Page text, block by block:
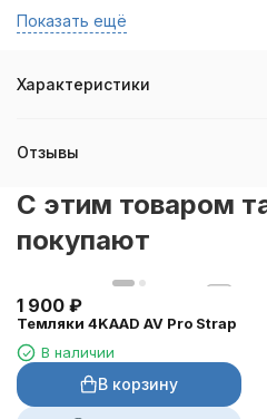
предназначена для поглощения
поэтому она чувствует себя так
Материал: 100% полиэстер.
Показать ещё
Характеристики
Отзывы
C этим товаром
покупают
1 900 ₽
Темляки 4KAAD AV Pro Strap
В наличии
В корзину